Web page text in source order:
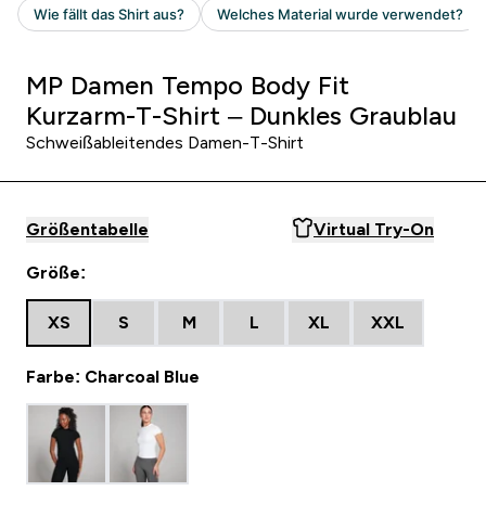
MP Damen Tempo Body Fit
Kurzarm-T-Shirt – Dunkles Graublau
Schweißableitendes Damen-T-Shirt
Größentabelle Virtual Try-On
Größe:
XS S M L XL XXL
Farbe: Charcoal Blue